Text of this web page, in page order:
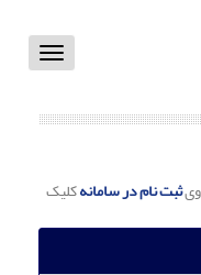
Toggle
ثبت نام در سامانهکلیک